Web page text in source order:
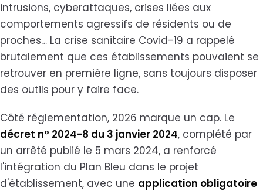
intrusions, cyberattaques, crises liées aux
comportements agressifs de résidents ou de
proches… La crise sanitaire Covid-19 a rappelé
brutalement que ces établissements pouvaient se
retrouver en première ligne, sans toujours disposer
des outils pour y faire face.
Côté réglementation, 2026 marque un cap. Le
décret n° 2024-8 du 3 janvier 2024, complété par
un arrêté publié le 5 mars 2024, a renforcé
l'intégration du Plan Bleu dans le projet
d'établissement, avec une application obligatoire